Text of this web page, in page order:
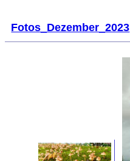
Fotos_Dezember_2023